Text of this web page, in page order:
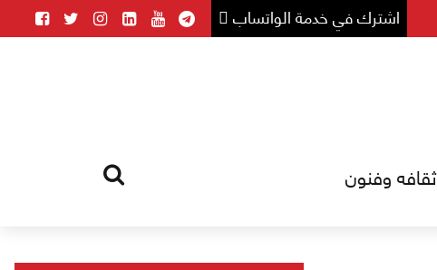
اشترك في خدمة الواتساب
ثقافه وفنون